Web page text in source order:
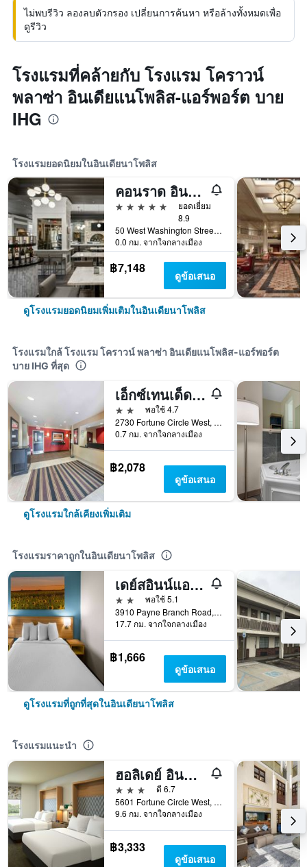
ไม่พบรีวิว ลองลบตัวกรอง เปลี่ยนการค้นหา หรือล้างทั้งหมดเพื่อ
ดูรีวิว
โรงแรมที่คล้ายกับ โรงแรม โคราวน์
พลาซ่า อินเดียแนโพลิส-แอร์พอร์ต บาย
IHG
โรงแรมยอดนิยมในอินเดียนาโพลิส
คอนราด อินเดียแนโพลิส
5 ดาว
ยอดเยี่ยม
8.9
50 West Washington Street, อินเดียนาโพลิส, IN, สหรัฐอเมริกา
0.0 กม. จากใจกลางเมือง
฿7,148 ดูข้อเสนอ
ดูโรงแรมยอดนิยมเพิ่มเติมในอินเดียนาโพลิส
โรงแรมใกล้ โรงแรม โคราวน์ พลาซ่า อินเดียแนโพลิส-แอร์พอร์ต
บาย IHG ที่สุด
เอ็กซ์เทนเด็ดสเตย์ อเมริกา สวีทส์ สนามบินอินเดียแนโพลิส
2 ดาว
พอใช้ 4.7
2730 Fortune Circle West, อินเดียนาโพลิส, IN, สหรัฐอเมริกา
0.7 กม. จากใจกลางเมือง
฿2,078
ดูข้อเสนอ
ดูโรงแรมใกล้เคียงเพิ่มเติม
โรงแรมราคาถูกในอินเดียนาโพลิส
เดย์สอินน์แอนด์สวีทส์ บายวินด์แฮม นอร์ทเวสต์อินเดียแนโพลิส
2 ดาว
พอใช้ 5.1
3910 Payne Branch Road, อินเดียนาโพลิส, IN, สหรัฐอเมริกา
17.7 กม. จากใจกลางเมือง
฿1,666
ดูข้อเสนอ
ดูโรงแรมที่ถูกที่สุดในอินเดียนาโพลิส
โรงแรมแนะนำ
ฮอลิเดย์ อินน์ อินเดียนาโพลิส แอร์พอร์ต แอเรีย เหนือ บาย IHG
3 ดาว
ดี 6.7
5601 Fortune Circle West, อินเดียนาโพลิส, IN, สหรัฐอเมริกา
9.6 กม. จากใจกลางเมือง
฿3,333
ดูข้อเสนอ